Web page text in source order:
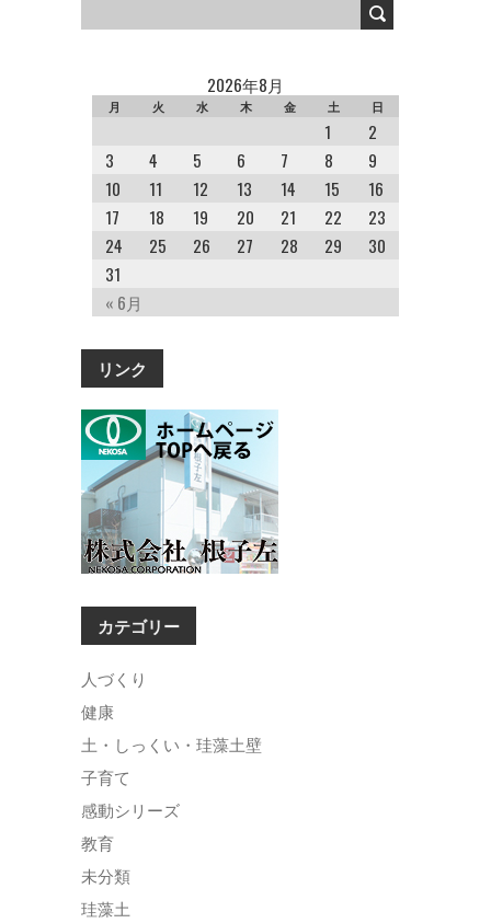
2026年8月
月 火 水 木 金 土 日
« 6月
1
2
3
4 5 6 7 8
9
10
11 12 13 14 15
16
17
18 19 20 21 22
23
24
25 26 27 28 29
30
31
リンク
カテゴリー
人づくり
健康
土・しっくい・珪藻土壁
子育て
感動シリーズ
教育
未分類
珪藻土